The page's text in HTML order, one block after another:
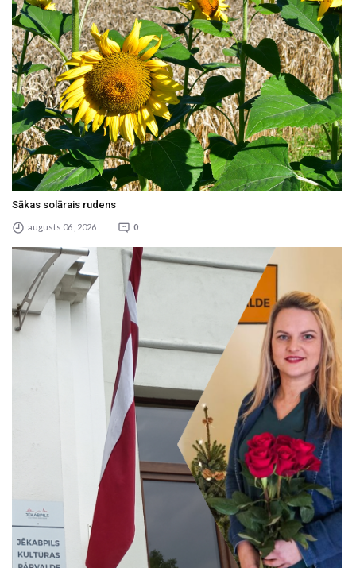
Sākas solārais rudens
augusts 06 , 2026 0